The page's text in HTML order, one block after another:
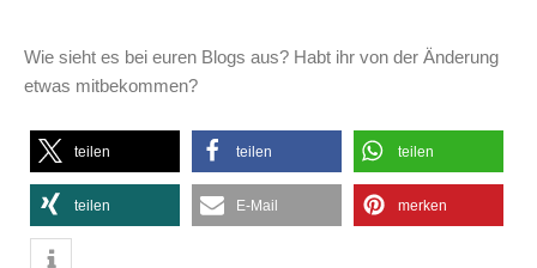
Wie sieht es bei euren Blogs aus? Habt ihr von der Änderung
etwas mitbekommen?
teilen teilen teilen
teilen E-Mail merken